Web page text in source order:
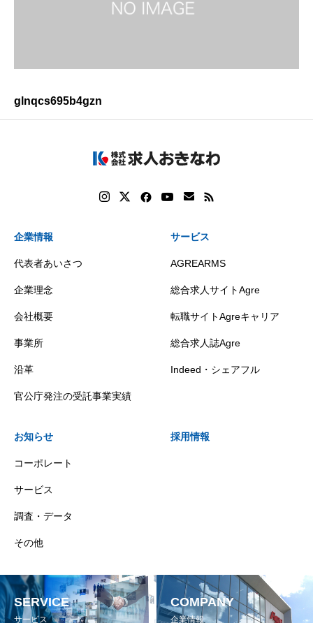
glnqcs695b4gzn
企業情報
代表者あいさつ
企業理念
会社概要
事業所
沿革
官公庁発注の受託事業実績
サービス
AGREARMS
総合求人サイトAgre
転職サイトAgreキャリア
総合求人誌Agre
Indeed・シェアフル
お知らせ
コーポレート
サービス
調査・データ
その他
採用情報
SERVICE
サービス
COMPANY
企業情報